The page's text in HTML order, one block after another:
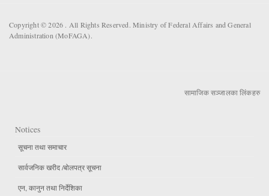
Copyright © 2026 . All Rights Reserved. Ministry of Federal Affairs and General
Administration (MoFAGA).
सामाजिक सञ्जालका लिंकहरु
Notices
सूचना तथा समाचार
सार्वजनिक खरीद /बोलपत्र सूचना
एन, कानुन तथा निर्देशिका